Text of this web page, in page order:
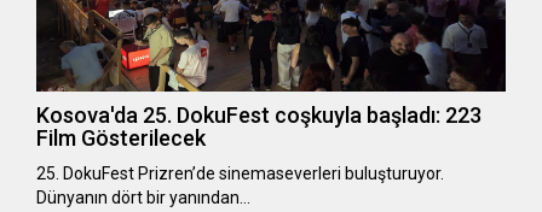
Kosova'da 25. DokuFest coşkuyla başladı: 223
Film Gösterilecek
25. DokuFest Prizren’de sinemaseverleri buluşturuyor.
Dünyanın dört bir yanından…